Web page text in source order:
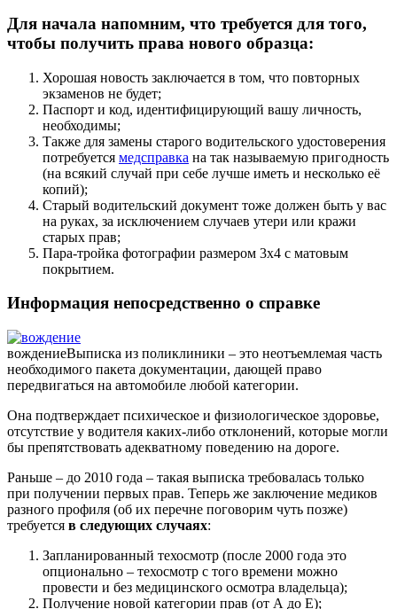
Для начала напомним, что требуется для того,
чтобы получить права нового образца:
Хорошая новость заключается в том, что повторных
экзаменов не будет;
Паспорт и код, идентифицирующий вашу личность,
необходимы;
Также для замены старого водительского удостоверения
потребуется медсправка на так называемую пригодность
(на всякий случай при себе лучше иметь и несколько её
копий);
Старый водительский документ тоже должен быть у вас
на руках, за исключением случаев утери или кражи
старых прав;
Пара-тройка фотографии размером 3х4 с матовым
покрытием.
Информация непосредственно о справке
вождениеВыписка из поликлиники – это неотъемлемая часть
необходимого пакета документации, дающей право
передвигаться на автомобиле любой категории.
Она подтверждает психическое и физиологическое здоровье,
отсутствие у водителя каких-либо отклонений, которые могли
бы препятствовать адекватному поведению на дороге.
Раньше – до 2010 года – такая выписка требовалась только
при получении первых прав. Теперь же заключение медиков
разного профиля (об их перечне поговорим чуть позже)
требуется в следующих случаях:
Запланированный техосмотр (после 2000 года это
опционально – техосмотр с того времени можно
провести и без медицинского осмотра владельца);
Получение новой категории прав (от А до Е);